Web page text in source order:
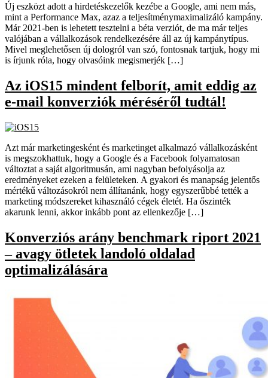
Új eszközt adott a hirdetéskezelők kezébe a Google, ami nem más,
mint a Performance Max, azaz a teljesítménymaximalizáló kampány.
Már 2021-ben is lehetett tesztelni a béta verziót, de ma már teljes
valójában a vállalkozások rendelkezésére áll az új kampánytípus.
Mivel meglehetősen új dologról van szó, fontosnak tartjuk, hogy mi
is írjunk róla, hogy olvasóink megismerjék […]
Az iOS15 mindent felborít, amit eddig az
e-mail konverziók méréséről tudtál!
Azt már marketingesként és marketinget alkalmazó vállalkozásként
is megszokhattuk, hogy a Google és a Facebook folyamatosan
változtat a saját algoritmusán, ami nagyban befolyásolja az
eredményeket ezeken a felületeken. A gyakori és manapság jelentős
mértékű változásokról nem állítanánk, hogy egyszerűbbé tették a
marketing módszereket kihasználó cégek életét. Ha őszinték
akarunk lenni, akkor inkább pont az ellenkezője […]
Konverziós arány benchmark riport 2021
– avagy ötletek landoló oldalad
optimalizálására